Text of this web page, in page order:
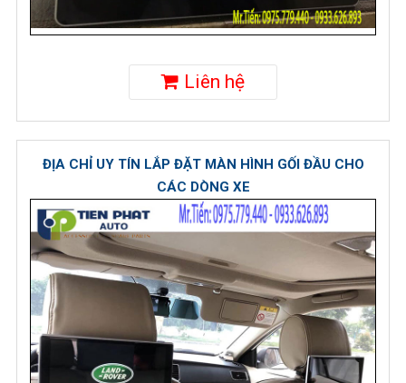
Liên hệ
ĐỊA CHỈ UY TÍN LẮP ĐẶT MÀN HÌNH GỐI ĐẦU CHO
CÁC DÒNG XE